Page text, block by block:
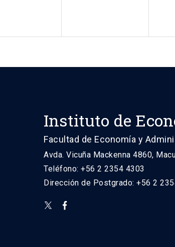
Instituto de
Facultad de Economía y
Avda. Vicuña Mackenna 4860,
Teléfono: +56 2 2354 4303
Dirección de Postgrado: +56 2